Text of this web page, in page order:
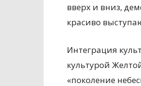
вверх и вниз,
красиво
Интеграция
культурой
«поколение